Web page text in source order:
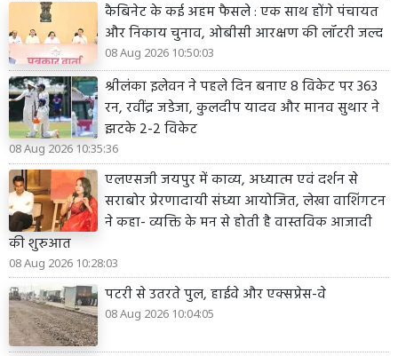
कैबिनेट के कई अहम फैसले : एक साथ होंगे पंचायत
और निकाय चुनाव, ओबीसी आरक्षण की लॉटरी जल्द
08 Aug 2026 10:50:03
श्रीलंका इलेवन ने पहले दिन बनाए 8 विकेट पर 363
रन, रवींद्र जडेजा, कुलदीप यादव और मानव सुथार ने
झटके 2-2 विकेट
08 Aug 2026 10:35:36
एलएसजी जयपुर में काव्य, अध्यात्म एवं दर्शन से
सराबोर प्रेरणादायी संध्या आयोजित, लेखा वाशिंगटन
ने कहा- व्यक्ति के मन से होती है वास्तविक आजादी
की शुरुआत
08 Aug 2026 10:28:03
पटरी से उतरते पुल, हाईवे और एक्सप्रेस-वे
08 Aug 2026 10:04:05